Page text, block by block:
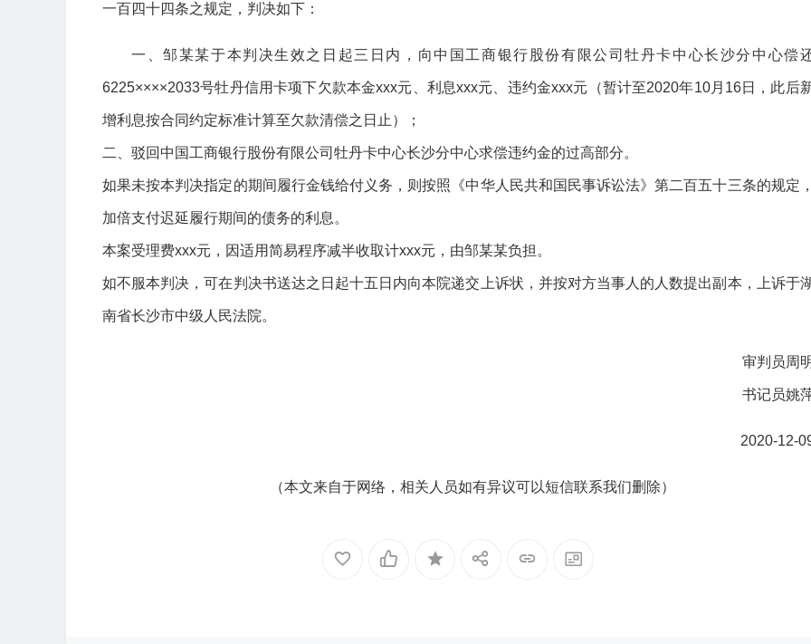
一百四十四条之规定，判决如下：
一、邹某某于本判决生效之日起三日内，向中国工商银行股份有限公司牡丹卡中心长沙分中心偿
6225××××2033号牡丹信用卡项下欠款本金xxx元、利息xxx元、违约金xxx元（暂计至2020年10月16日，此后
增利息按合同约定标准计算至欠款清偿之日止）；
二、驳回中国工商银行股份有限公司牡丹卡中心长沙分中心求偿违约金的过高部分。
如果未按本判决指定的期间履行金钱给付义务，则按照《中华人民共和国民事诉讼法》第二百五十三条的规定
加倍支付迟延履行期间的债务的利息。
本案受理费xxx元，因适用简易程序减半收取计xxx元，由邹某某负担。
如不服本判决，可在判决书送达之日起十五日内向本院递交上诉状，并按对方当事人的人数提出副本，上诉于
南省长沙市中级人民法院。
审判员周
书记员姚
2020-12-
（本文来自于网络，相关人员如有异议可以短信联系我们删除）